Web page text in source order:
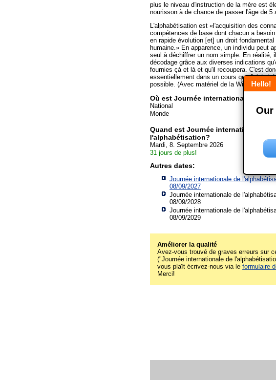
plus le niveau d'instruction de la mère est
nourisson à de chance de passer l'âge de 5
L'alphabétisation est «l'acquisition des
compétences de base dont chacun a
en rapide évolution [et] un droit fondamental
humaine.» En apparence, un individu peut
seul à déchiffrer un nom simple. En réalité,
décodage grâce aux diverses indications
fournies çà et là et qu'il recoupera. C'est
essentiellement dans un cours que
possible. (Avec matériel de la Wikipedia)
Où est Journée internationale de
National
Monde
Quand est Journée internationale de
l'alphabétisation?
Mardi, 8. Septembre 2026
31 jours de plus!
Autres dates:
Journée internationale de
08/09/2027
Journée internationale de
08/09/2028
Journée internationale de
08/09/2029
Améliorer la qualité
Avez-vous trouvé de graves erreurs sur
("Journée internationale de
vous plaît écrivez-nous via le formulaire
Merci!
Hello!
Our